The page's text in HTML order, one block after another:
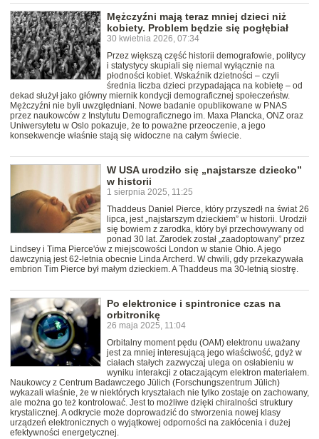
Mężczyźni mają teraz mniej dzieci niż
kobiety. Problem będzie się pogłębiał
30 kwietnia 2026, 07:34
Przez większą część historii demografowie, politycy
i statystycy skupiali się niemal wyłącznie na
płodności kobiet. Wskaźnik dzietności – czyli
średnia liczba dzieci przypadająca na kobietę – od
dekad służył jako główny miernik kondycji demograficznej społeczeństw.
Mężczyźni nie byli uwzględniani. Nowe badanie opublikowane w PNAS
przez naukowców z Instytutu Demograficznego im. Maxa Plancka, ONZ oraz
Uniwersytetu w Oslo pokazuje, że to poważne przeoczenie, a jego
konsekwencje właśnie stają się widoczne na całym świecie.
W USA urodziło się „najstarsze dziecko”
w historii
1 sierpnia 2025, 11:25
Thaddeus Daniel Pierce, który przyszedł na świat 26
lipca, jest „najstarszym dzieckiem” w historii. Urodził
się bowiem z zarodka, który był przechowywany od
ponad 30 lat. Zarodek został „zaadoptowany” przez
Lindsey i Tima Pierce'ów z miejscowości London w stanie Ohio. A jego
dawczynią jest 62-letnia obecnie Linda Archerd. W chwili, gdy przekazywała
embrion Tim Pierce był małym dzieckiem. A Thaddeus ma 30-letnią siostrę.
Po elektronice i spintronice czas na
orbitronikę
26 maja 2025, 11:04
Orbitalny moment pędu (OAM) elektronu uważany
jest za mniej interesującą jego właściwość, gdyż w
ciałach stałych zazwyczaj ulega on osłabieniu w
wyniku interakcji z otaczającym elektron materiałem.
Naukowcy z Centrum Badawczego Jülich (Forschungszentrum Jülich)
wykazali właśnie, że w niektórych kryształach nie tylko zostaje on zachowany,
ale można go też kontrolować. Jest to możliwe dzięki chiralności struktury
krystalicznej. A odkrycie może doprowadzić do stworzenia nowej klasy
urządzeń elektronicznych o wyjątkowej odporności na zakłócenia i dużej
efektywności energetycznej.